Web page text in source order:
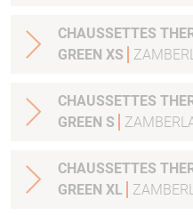
CHAUSSETTES
GREEN XS
CHAUSSETTES
GREEN S
CHAUSSETTES
GREEN XL